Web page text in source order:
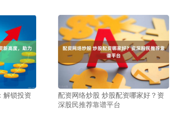
解锁投资
配资网络炒股 炒股配资哪家好？资
深股民推荐靠谱平台